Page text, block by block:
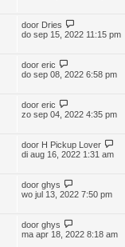
door Dries
do sep 15, 2022 11:15 pm
door eric
do sep 08, 2022 6:58 pm
door eric
zo sep 04, 2022 4:35 pm
door H Pickup Lover
di aug 16, 2022 1:31 am
door ghys
wo jul 13, 2022 7:50 pm
door ghys
ma apr 18, 2022 8:18 am